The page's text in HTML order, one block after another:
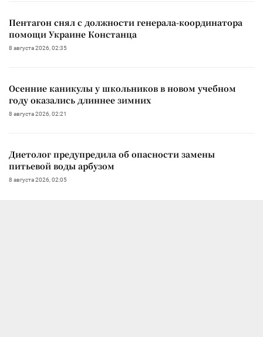
Пентагон снял с должности генерала-координатора
помощи Украине Констанца
8 августа 2026, 02:35
Осенние каникулы у школьников в новом учебном
году оказались длиннее зимних
8 августа 2026, 02:21
Диетолог предупредила об опасности замены
питьевой воды арбузом
8 августа 2026, 02:05